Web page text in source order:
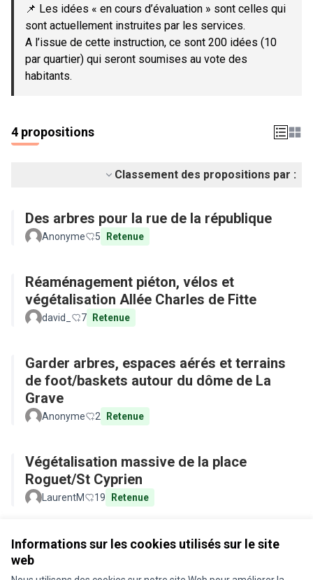
Informations sur les cookies utilisés sur le site
web
📌 Les idées « en cours d’évaluation » sont celles qui
sont actuellement instruites par les services.
A l’issue de cette instruction, ce sont 200 idées (10
par quartier) qui seront soumises au vote des
habitants.
4 propositions
Classement des propositions par :
Des arbres pour la rue de la république
Anonyme 5 Retenue
Réaménagement piéton, vélos et
végétalisation Allée Charles de Fitte
david_ 7 Retenue
Garder arbres, espaces aérés et terrains
de foot/baskets autour du dôme de La
Grave
Anonyme 2 Retenue
Végétalisation massive de la place
Roguet/St Cyprien
LaurentM 19 Retenue